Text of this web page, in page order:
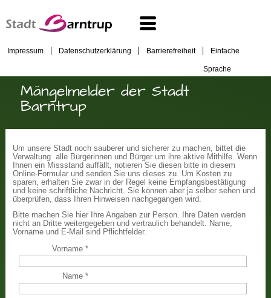
Impressum Datenschutzerklärung Barrierefreiheit Einfache
Sprache
Mängelmelder der Stadt
Barntrup
Um unsere Stadt noch sauberer und sicherer zu machen, bittet die
Verwaltung alle Bürgerinnen und Bürger um ihre aktive Mithilfe. Wenn
Ihnen ein Missstand auffällt, notieren Sie diesen bitte in diesem
Online-Formular und senden Sie uns dieses zu. Um Kosten zu
sparen, erhalten Sie zwar in der Regel keine Empfangsbestätigung
und keine schriftliche Nachricht. Sie können aber ja selber sehen und
überprüfen, dass Ihren Hinweisen nachgegangen wird.
Bitte machen Sie hier Ihre Angaben zur Person. Ihre Daten werden
nicht an Dritte weitergegeben und vertraulich behandelt. Name,
Vorname und E-Mail sind Pflichtfelder.
Vorname*
Name*